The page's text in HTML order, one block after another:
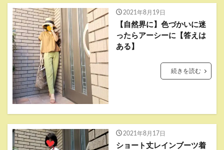
2021年8月19日
【自然界に】色づかいに迷
ったらアーシーに【答えは
ある】
続きを読む
2021年8月17日
ショート丈レインブーツ着